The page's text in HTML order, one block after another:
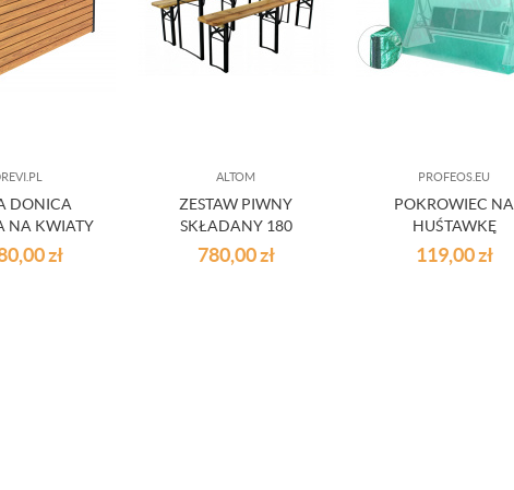
DONICA
NA KWIATY
zł
ALTOM
ZESTAW PIWNY
SKŁADANY 180
780,00zł
PROFEOS.EU
POKROWIEC NA
HUŚTAWKĘ
OGRODOWĄ
119,00zł